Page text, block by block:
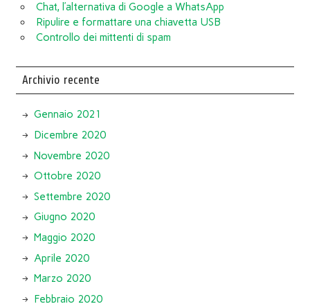
Chat, l’alternativa di Google a WhatsApp
Ripulire e formattare una chiavetta USB
Controllo dei mittenti di spam
Archivio recente
Gennaio 2021
Dicembre 2020
Novembre 2020
Ottobre 2020
Settembre 2020
Giugno 2020
Maggio 2020
Aprile 2020
Marzo 2020
Febbraio 2020